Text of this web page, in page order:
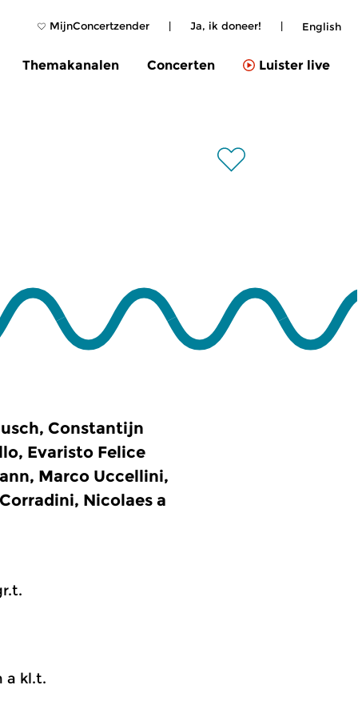
MijnConcertzender | Ja, ik doneer! | English
Themakanalen Concerten Luister live
Constantijn
Evaristo Felice
Marco Uccellini,
Nicolaes a
a kl.t.